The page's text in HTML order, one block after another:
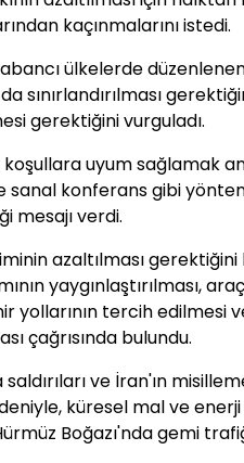
kaçınmalarını istedi.
ülkelerde
sınırlandırılması
gerektiğini vurguladı.
uyum sağlamak
sanal konferans gibi
mesajı verdi.
azaltılması
yaygınlaştırılması,
yollarının tercih edilmesi
çağrısında bulundu.
ve İran'ın
küresel mal ve
Boğazı'nda gemi